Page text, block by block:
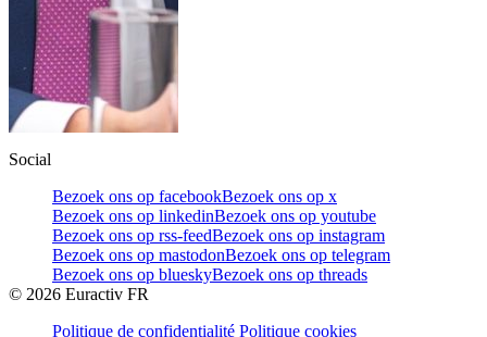
Social
Bezoek ons op facebookBezoek ons op x
Bezoek ons op linkedinBezoek ons op youtube
Bezoek ons op rss-feedBezoek ons op instagram
Bezoek ons op mastodonBezoek ons op telegram
Bezoek ons op blueskyBezoek ons op threads
© 2026 Euractiv FR
Politique de confidentialité Politique cookies